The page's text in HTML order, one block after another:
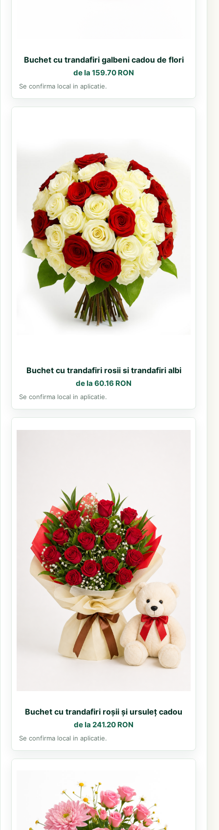
Buchet cu trandafiri galbeni cadou de flori
de la 159.70 RON
Se confirma local in aplicatie.
Buchet cu trandafiri rosii si trandafiri albi
de la 60.16 RON
Se confirma local in aplicatie.
Buchet cu trandafiri roșii și ursuleț cadou
de la 241.20 RON
Se confirma local in aplicatie.